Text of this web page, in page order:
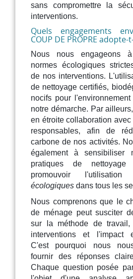
sans compromettre la
interventions.
Quels engagements
COUP DE PROPRE adopte-
Nous nous engageons
normes écologiques
de nos interventions.
de nettoyage certifiés,
nocifs pour
notre démarche. Par
en étroite collaboration
responsables, afin de
carbone de nos activités.
également à sensibiliser
pratiques de
promouvoir
écologiques dans tous les
Nous comprenons que le
de ménage peut susciter
sur la méthode de
interventions et l'impact
C'est pourquoi nous
fournir des réponses
Chaque question posée